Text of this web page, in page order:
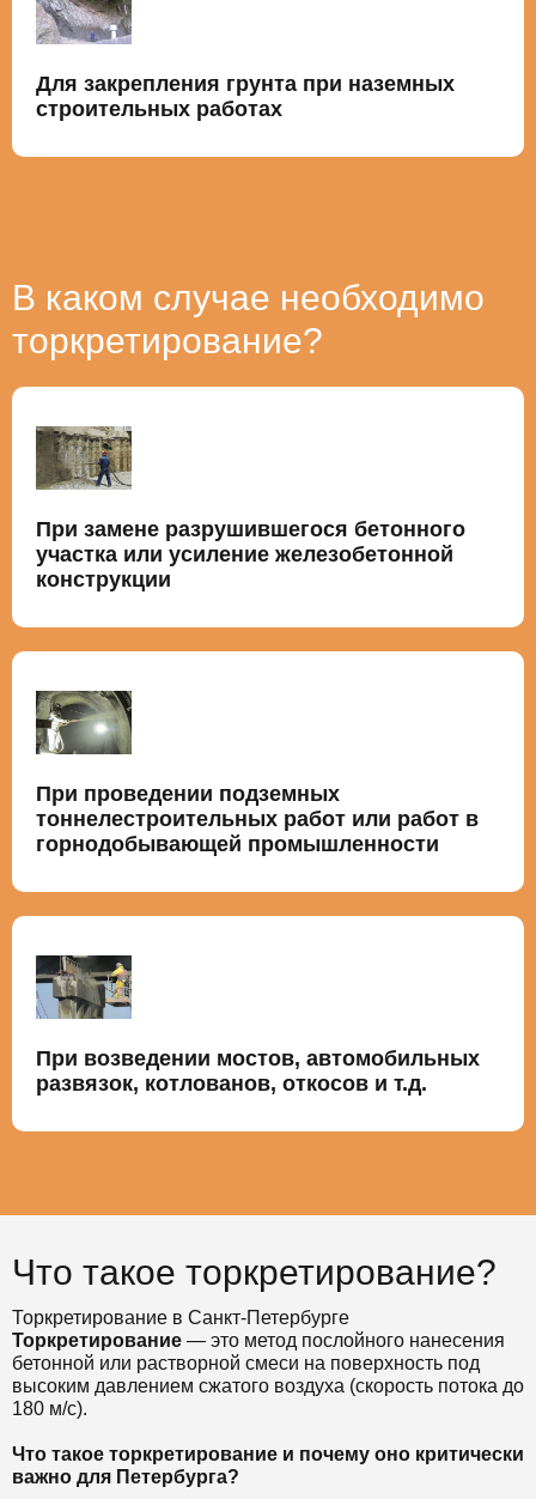
Для закрепления грунта при наземных
строительных работах
В каком случае необходимо
торкретирование?
При замене разрушившегося бетонного
участка или усиление железобетонной
конструкции
При проведении подземных
тоннелестроительных работ или работ в
горнодобывающей промышленности
При возведении мостов, автомобильных
развязок, котлованов, откосов и т.д.
Что такое торкретирование?
Торкретирование в Санкт-Петербурге
Торкретирование — это метод послойного нанесения
бетонной или растворной смеси на поверхность под
высоким давлением сжатого воздуха (скорость потока до
180 м/с).
Что такое торкретирование и почему оно критически
важно для Петербурга?